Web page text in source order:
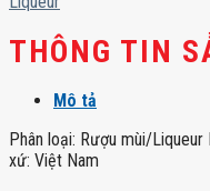
THÔNG TIN
Mô tả
Phân loại: Rượu mùi/
xứ: Việt Nam